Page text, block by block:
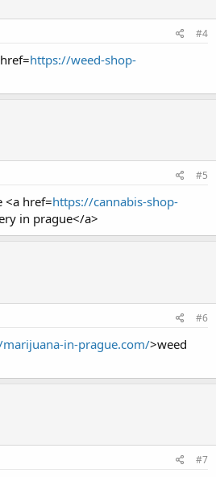
#4
https://weed-shop-
#5
<a href=https://cannabis-shop-
in prague</a>
#6
in-prague.com/>weed
#7